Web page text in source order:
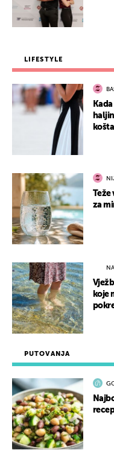
PUTOVANJA
LIFESTYLE
Teže
za
koje